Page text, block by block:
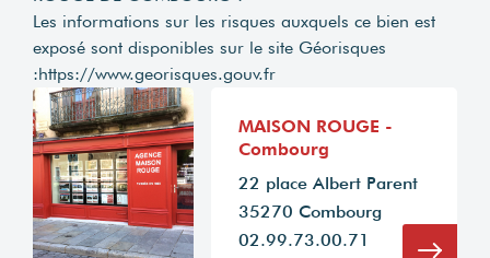
Les informations sur les risques auxquels ce bien est
exposé sont disponibles sur le site Géorisques
:https://www.georisques.gouv.fr
MAISON ROUGE -
Combourg
22 place Albert Parent
35270 Combourg
02.99.73.00.71